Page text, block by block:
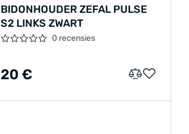
BIDONHOUDER ZEFAL PULSE
S2 LINKS ZWART
0 recensies
20 €